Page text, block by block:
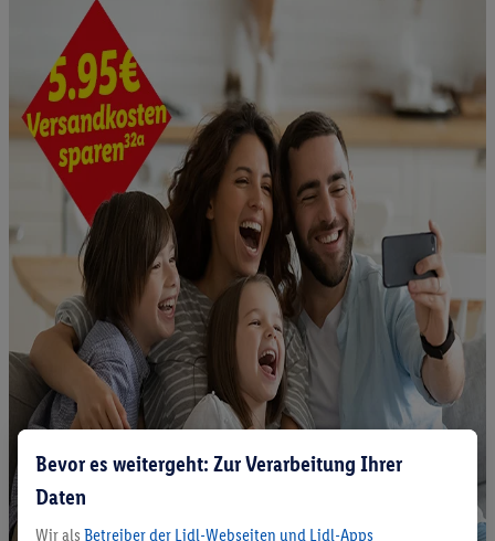
Bevor es weitergeht: Zur Verarbeitung Ihrer
Daten
Wir als Betreiber der Lidl-Webseiten und Lidl-Apps